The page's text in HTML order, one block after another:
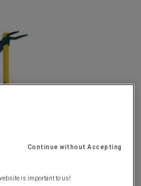
Continue without Accepting
is important to us!